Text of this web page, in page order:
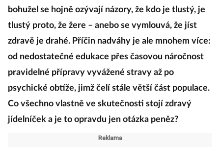
bohužel se hojně ozývají názory, že kdo je tlustý, je
tlustý proto, že žere – anebo se vymlouvá, že jíst
zdravě je drahé. Příčin nadváhy je ale mnohem více:
od nedostatečné edukace přes časovou náročnost
pravidelné přípravy vyvážené stravy až po
psychické obtíže, jimž čelí stále větší část populace.
Co všechno vlastně ve skutečnosti stojí zdravý
jídelníček a je to opravdu jen otázka peněz?